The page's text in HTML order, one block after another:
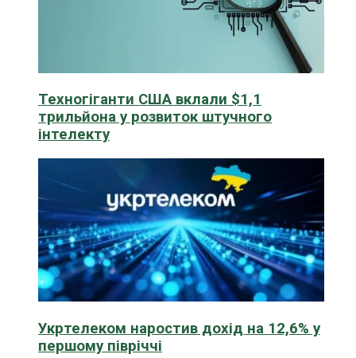
Техногіганти США вклали $1,1
трильйона у розвиток штучного
інтелекту
Укртелеком наростив дохід на 12,6% у
першому півріччі